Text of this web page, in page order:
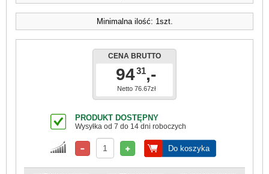
Minimalna ilość: 1szt.
CENA BRUTTO
9431,-
Netto 76.67zł
PRODUKT DOSTĘPNY
Wysyłka od 7 do 14 dni roboczych
Do koszyka